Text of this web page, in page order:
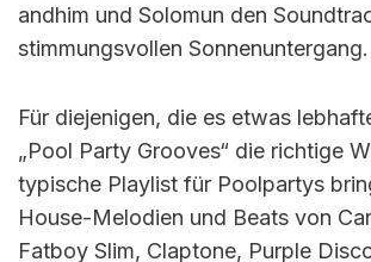
andhim und Solomun den
stimmungsvollen Sonnenuntergang.
Für diejenigen, die es etwas
„Pool Party Grooves“ die richtige
typische Playlist für Poolpartys
House-Melodien und Beats von
Fatboy Slim, Claptone, Purple